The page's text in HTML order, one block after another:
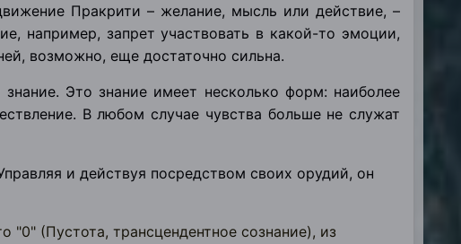
Пракрити – желание, мысль или действие, –
например, запрет участвовать в какой-то эмоции,
возможно, еще достаточно сильна.
Это знание имеет несколько форм: наиболее
В любом случае чувства больше не служат
и действуя посредством своих орудий, он
"0" (Пустота, трансцендентное сознание), из